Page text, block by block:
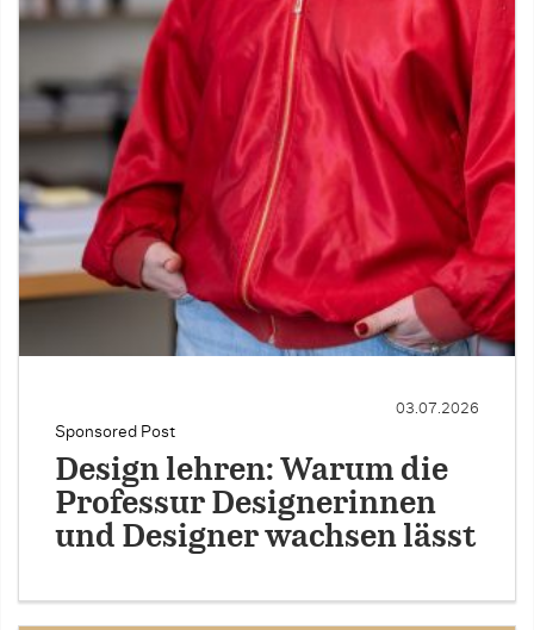
Sponsored Post
03.07.2026
Design lehren: Warum die
Professur Designerinnen
und Designer wachsen lässt